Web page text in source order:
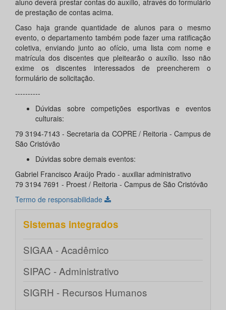
aluno deverá prestar contas do auxílio, através do formulário
de prestação de contas acima.
Caso haja grande quantidade de alunos para o mesmo
evento, o departamento também pode fazer uma ratificação
coletiva, enviando junto ao ofício, uma lista com nome e
matrícula dos discentes que pleitearão o auxílio. Isso não
exime os discentes interessados de preencherem o
formulário de solicitação.
----------
Dúvidas sobre competições esportivas e eventos
culturais:
79 3194-7143 - Secretaria da COPRE / Reitoria - Campus de
São Cristóvão
Dúvidas sobre demais eventos:
Gabriel Francisco Araújo Prado - auxiliar administrativo
79 3194 7691 - Proest / Reitoria - Campus de São Cristóvão
Termo de responsabilidade
Sistemas integrados
SIGAA - Acadêmico
SIPAC - Administrativo
SIGRH - Recursos Humanos